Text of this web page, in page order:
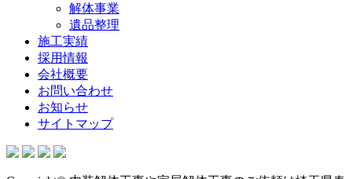
解体事業
遺品整理
施工実績
採用情報
会社概要
お問い合わせ
お知らせ
サイトマップ